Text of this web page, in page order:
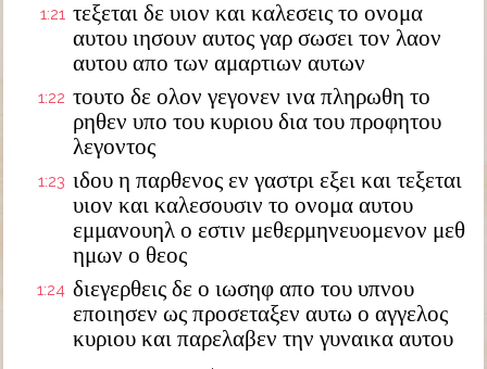
1:21 τεξεται δε υιον και καλεσεις το ονομα
αυτου ιησουν αυτος γαρ σωσει τον λαον
αυτου απο των αμαρτιων αυτων
1:22 τουτο δε ολον γεγονεν ινα πληρωθη το
ρηθεν υπο του κυριου δια του προφητου
λεγοντος
1:23 ιδου η παρθενος εν γαστρι εξει και τεξεται
υιον και καλεσουσιν το ονομα αυτου
εμμανουηλ ο εστιν μεθερμηνευομενον μεθ
ημων ο θεος
1:24 διεγερθεις δε ο ιωσηφ απο του υπνου
εποιησεν ως προσεταξεν αυτω ο αγγελος
κυριου και παρελαβεν την γυναικα αυτου